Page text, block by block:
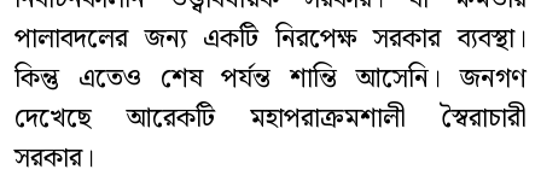
পালাবদলের জন্য একটি নিরপেক্ষ সরকার ব্যবস্থা।
কিন্তু এতেও শেষ পর্যন্ত শান্তি আসেনি। জনগণ
দেখেছে আরেকটি মহাপরাক্রমশালী স্বৈরাচারী
সরকার।